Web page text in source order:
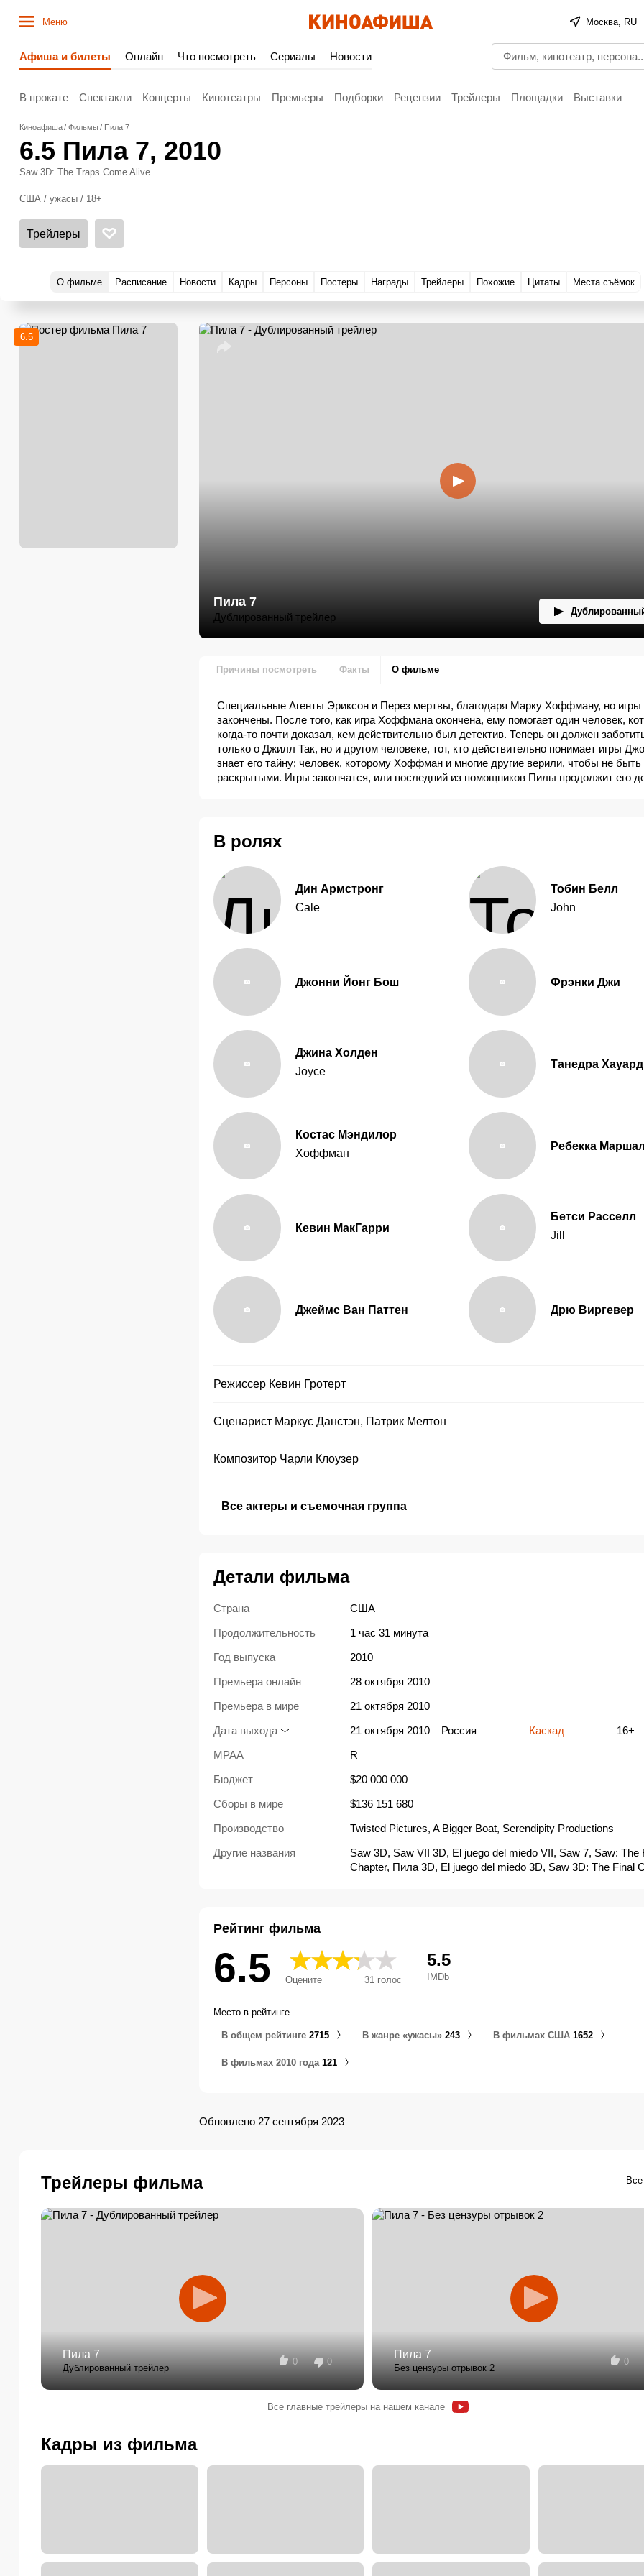
Меню Москва, RU
Афиша и билеты Онлайн Что посмотреть Сериалы Новости
В прокате Спектакли Концерты Кинотеатры Премьеры Подборки Рецензии Трейлеры Площадки Выставки
Киноафиша Фильмы Пила 7
6.5 Пила 7, 2010
Saw 3D: The Traps Come Alive
США / ужасы / 18+
Трейлеры
О фильме Расписание Новости Кадры Персоны Постеры Награды Трейлеры Похожие Цитаты Места съёмок
6.5
Пила 7
Дублированный трейлер
Причины посмотреть Факты О фильме
Специальные Агенты Эриксон и Перез мертвы, благодаря Марку Хоффману, но
закончены. После того, как игра Хоффмана окончена, ему помогает один человек,
когда-то почти доказал, кем действительно был детектив. Теперь он должен
только о Джилл Так, но и другом человеке, тот, кто действительно понимает игры
знает его тайну; человек, которому Хоффман и многие другие верили, чтобы не быть
раскрытыми. Игры закончатся, или последний из помощников Пилы продолжит его
В ролях
Дин Армстронг
Cale
Тобин Белл
John
Джонни Йонг Бош Фрэнки Джи
Джина Холден
Joyce
Танедра Хауард
Костас Мэндилор
Хоффман
Ребекка
Кевин МакГарри
Бетси Расселл
Jill
Джеймс Ван Паттен Дрю Виргевер
Режиссер Кевин Гротерт
Сценарист Маркус Данстэн, Патрик Мелтон
Композитор Чарли Клоузер
Все актеры и съемочная группа
Детали фильма
Страна
США
Продолжительность
1 час 31 минута
Год выпуска
2010
Премьера онлайн
28 октября 2010
Премьера в мире
21 октября 2010
Дата выхода
21 октября 2010 Россия Каскад
16+
MPAA
R
Бюджет
$20 000 000
Сборы в мире
$136 151 680
Производство
Twisted Pictures, A Bigger Boat, Serendipity Productions
Другие названия
Saw 3D, Saw VII 3D, El juego del miedo VII, Saw 7, Saw: The
Chapter, Пила 3D, El juego del miedo 3D, Saw 3D: The Final
7, Piła 3D, Piła VII, Pjuklas 3D: spąstai atgyja, Puzzle mortal
Saw - Il capitolo finale, Saw - The Final Chapter, Saw :
3D - Il capitolo finale, Saw 3D - O Capítulo Final, Saw 3D -
电锯惊魂7, 链锯惊魂7, Piła 7, Pjūklas 3D, Pjūklas 7, Pjūklas
Рейтинг фильма
6.5 Оцените 31 голос
5.5
IMDb
Место в рейтинге
В общем рейтинге 2715 В жанре «ужасы» 243 В фильмах США 1652
В фильмах 2010 года 121
Обновлено 27 сентября 2023
Трейлеры фильма
Пила 7
Дублированный трейлер
0 0
Пила 7
Без цензуры отрывок 2
0
Все главные трейлеры на нашем канале
Кадры из фильма